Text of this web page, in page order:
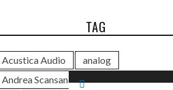
TAG
Acustica Audio
analog
Andrea Scansani